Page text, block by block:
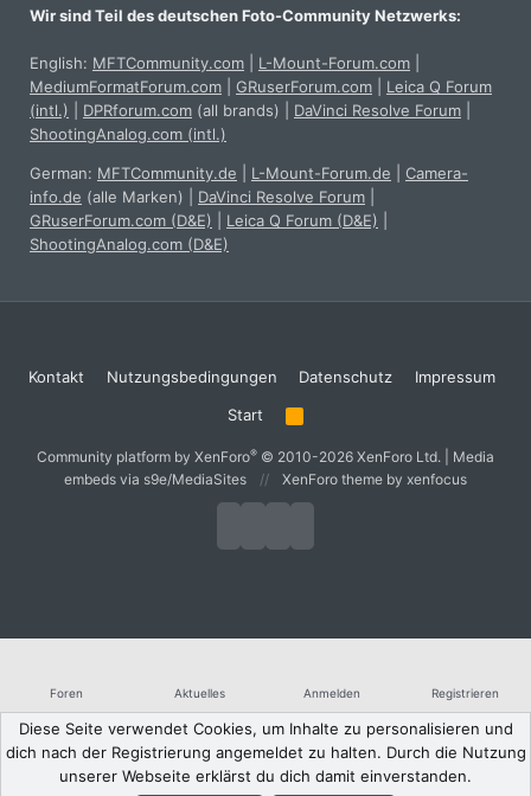
Wir sind Teil des deutschen Foto-Community Netzwerks:
English: MFTCommunity.com L-Mount-Forum.com
MediumFormatForum.com
GRuserForum.com
Leica Q Forum
(intl.)
DPRforum.com (all brands) DaVinci Resolve Forum
ShootingAnalog.com (intl.)
German: MFTCommunity.de L-Mount-Forum.de
Camera-
info.de (alle Marken) DaVinci Resolve Forum
GRuserForum.com (D&E)
Leica Q Forum (D&E)
ShootingAnalog.com (D&E)
Kontakt Nutzungsbedingungen Datenschutz
Impressum
Start
R
Community platform by XenForo® © 2010-2026 XenForo Ltd.
Media
embeds via s9e/MediaSites
XenForo theme by xenfocus
Foren Aktuelles Anmelden Registrieren
Diese Seite verwendet Cookies, um Inhalte zu personalisieren und
dich nach der Registrierung angemeldet zu halten. Durch die Nutzung
unserer Webseite erklärst du dich damit einverstanden.